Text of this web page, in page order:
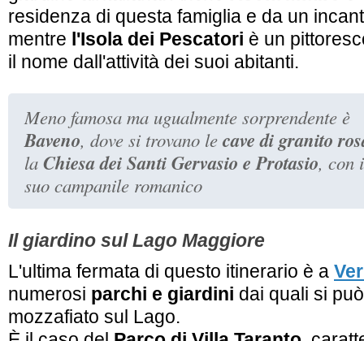
residenza di questa famiglia e da un
mentre l'Isola dei Pescatori è un
il nome dall'attività dei suoi abitanti.
Meno famosa ma ugualmente sorprendente è
Baveno, dove si trovano le cave di granito
la Chiesa dei Santi Gervasio e Protasio, con
suo campanile romanico
Il giardino sul Lago Maggiore
L'ultima fermata di questo itinerario è a
numerosi parchi e giardini dai quali si
mozzafiato sul Lago.